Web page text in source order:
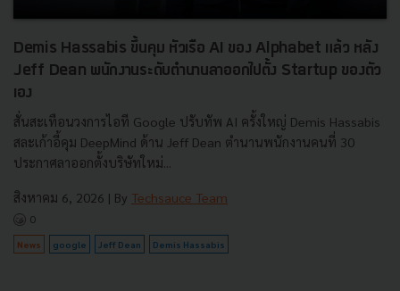
Demis Hassabis ขึ้นคุม หัวเรือ AI ของ Alphabet แล้ว หลัง
Jeff Dean พนักงานระดับตำนานลาออกไปตั้ง Startup ของตัว
เอง
สั่นสะเทือนวงการไอที Google ปรับทัพ AI ครั้งใหญ่ Demis Hassabis
สละเก้าอี้คุม DeepMind ด้าน Jeff Dean ตำนานพนักงานคนที่ 30
ประกาศลาออกตั้งบริษัทใหม่...
สิงหาคม 6, 2026 | By Techsauce Team
0
News google Jeff Dean Demis Hassabis